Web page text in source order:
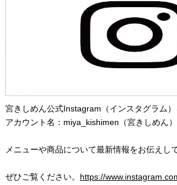
宮きしめん公式Instagram（インスタグラム）
アカウント名：miya_kishimen（宮きしめん）
メニューや商品について最新情報をお伝えし
ぜひご覧ください。 https://